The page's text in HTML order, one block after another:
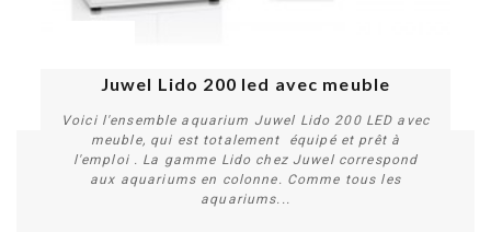
Juwel Lido 200 led avec meuble
Voici l'ensemble aquarium Juwel Lido 200 LED avec
meuble, qui est totalement équipé et prêt à
l'emploi . La gamme Lido chez Juwel correspond
aux aquariums en colonne. Comme tous les
aquariums...